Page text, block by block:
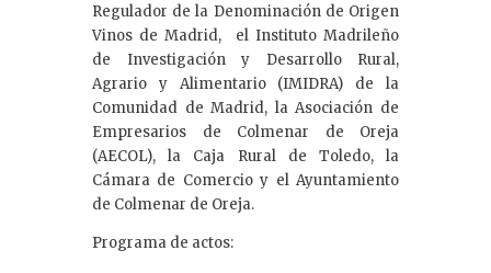
Regulador de la Denominación de Origen
Vinos de Madrid, el Instituto Madrileño
de Investigación y Desarrollo Rural,
Agrario y Alimentario (IMIDRA) de la
Comunidad de Madrid, la Asociación de
Empresarios de Colmenar de Oreja
(AECOL), la Caja Rural de Toledo, la
Cámara de Comercio y el Ayuntamiento
de Colmenar de Oreja.
Programa de actos: